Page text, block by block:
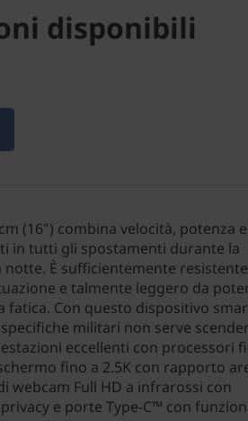
disponibili
(16") combina velocità, potenza
in tutti gli spostamenti durante la
È sufficientemente
e talmente leggero da
fatica. Con questo dispositivo
militari non serve
eccellenti con processori
fino a 2.5K con rapporto
webcam Full HD a infrarossi con
e porte Type-C™ con